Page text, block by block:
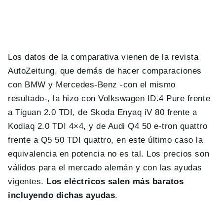
Los datos de la comparativa vienen de la revista
AutoZeitung, que demás de hacer comparaciones
con BMW y Mercedes-Benz -con el mismo
resultado-, la hizo con Volkswagen ID.4 Pure frente
a Tiguan 2.0 TDI, de Skoda Enyaq iV 80 frente a
Kodiaq 2.0 TDI 4×4, y de Audi Q4 50 e-tron quattro
frente a Q5 50 TDI quattro, en este último caso la
equivalencia en potencia no es tal. Los precios son
válidos para el mercado alemán y con las ayudas
vigentes. Los eléctricos salen más baratos
incluyendo dichas ayudas.